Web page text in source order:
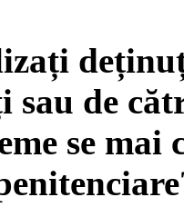
sau de
se